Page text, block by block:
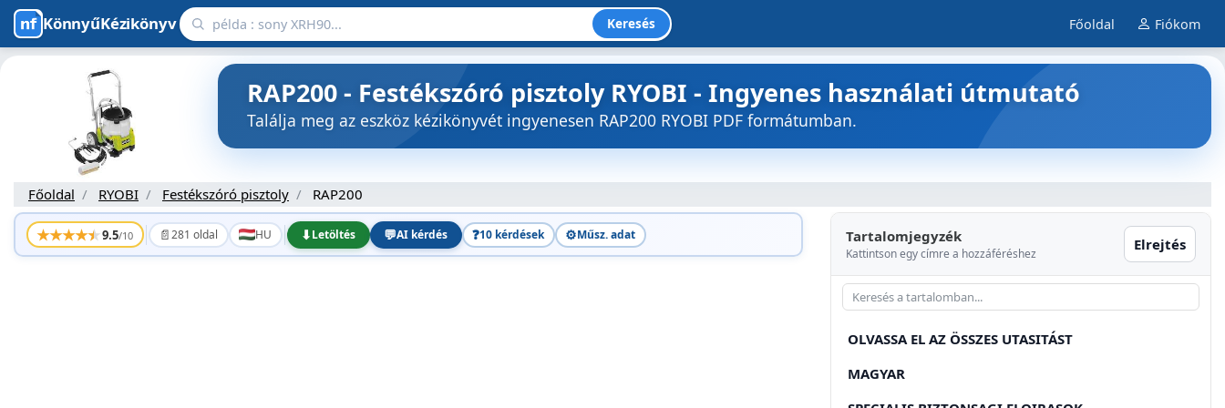
KönnyűKézikönyv Keresés Főoldal Fiókom
RAP200 - Festékszóró pisztoly RYOBI - Ingyenes használati útmutató
Találja meg az eszköz kézikönyvét ingyenesen RAP200 RYOBI PDF formátumban.
Főoldal RYOBI Festékszóró pisztoly RAP200
★★★★★9.5/10 📄281 oldal HU ⬇Letöltés 💬AI kérdés ❓10 kérdések ⚙️Műsz. adat Tartalomjegyzék
Kattintson egy címre a hozzáféréshez
Elrejtés
OLVASSA EL AZ ÖSSZES UTASITÁST
MAGYAR